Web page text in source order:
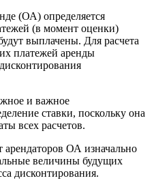
(ОА) определяется
(в момент оценки)
выплачены. Для расчета
платежей аренды
и важное
ставки, поскольку она
всех расчетов.
ОА изначально
величины будущих
дисконтирования.